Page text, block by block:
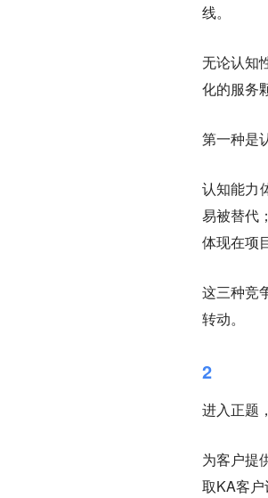
线。
无论认知
化的服务
第一种是
认知能力
易被替代
体现在项
这三种竞
转动。
2
进入正题
为客户提
取KA客户